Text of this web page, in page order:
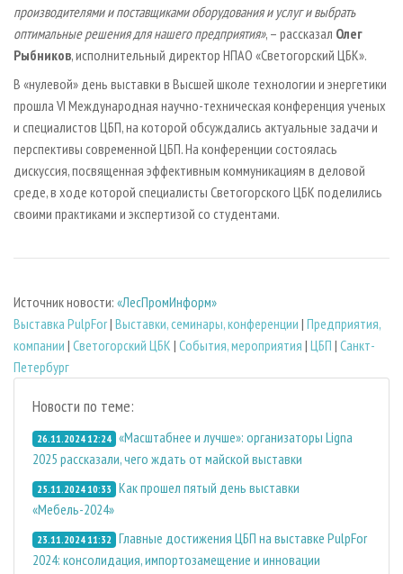
производителями и поставщиками оборудования и услуг и выбрать
оптимальные решения для нашего предприятия», – рассказал Олег
Рыбников, исполнительный директор НПАО «Светогорский ЦБК».
В «нулевой» день выставки в Высшей школе технологии и энергетики
прошла VI Международная научно-техническая конференция ученых
и специалистов ЦБП, на которой обсуждались актуальные задачи и
перспективы современной ЦБП. На конференции состоялась
дискуссия, посвященная эффективным коммуникациям в деловой
среде, в ходе которой специалисты Светогорского ЦБК поделились
своими практиками и экспертизой со студентами.
Источник новости: «ЛесПромИнформ»
Выставка PulpFor| Выставки, семинары, конференции | Предприятия,
компании | Светогорский ЦБК | События, мероприятия | ЦБП | Санкт-
Петербург
Новости по теме:
26.11.2024 12:24 «Масштабнее и лучше»: организаторы Ligna
2025 рассказали, чего ждать от майской выставки
25.11.2024 10:33 Как прошел пятый день выставки
«Мебель-2024»
23.11.2024 11:32 Главные достижения ЦБП на выставке PulpFor
2024: консолидация, импортозамещение и инновации